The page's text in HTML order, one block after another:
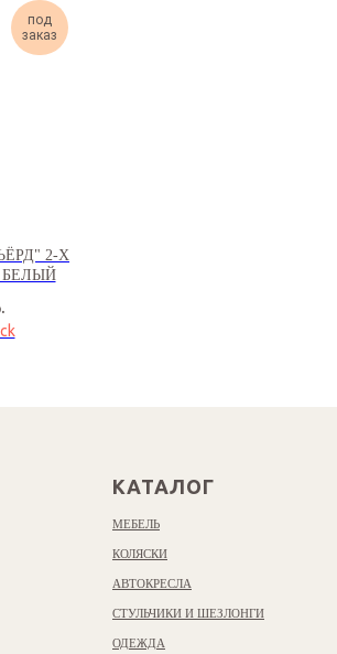
под
заказ
2-Х
БЕЛЫЙ
КАТАЛОГ
МЕБЕЛЬ
КОЛЯСКИ
АВТОКРЕСЛА
СТУЛЬЧИКИ И ШЕЗЛОНГИ
ОДЕЖДА